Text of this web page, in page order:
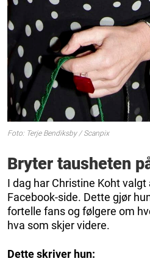
Foto: Terje Bendiksby / Scanpix
Bryter tausheten
I dag har Christine Koht
Facebook-side. Dette gjør
fortelle fans og følgere om
hva som skjer videre.
Dette skriver hun: